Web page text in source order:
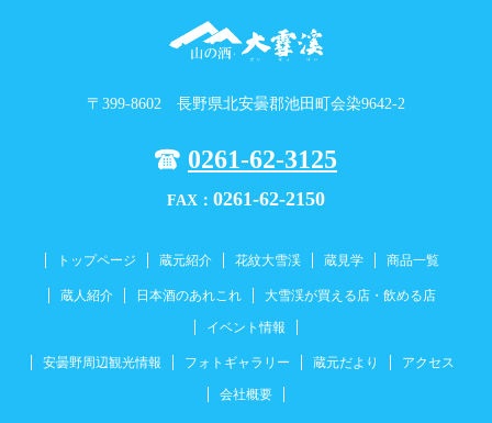
〒399-8602 長野県北安曇郡池田町会染9642-2
0261-62-3125
FAX： 0261-62-2150
トップページ 蔵元紹介 花紋大雪渓 蔵見学 商品一覧
蔵人紹介 日本酒のあれこれ 大雪渓が買える店・飲める店
イベント情報
安曇野周辺観光情報 フォトギャラリー 蔵元だより アクセス
会社概要